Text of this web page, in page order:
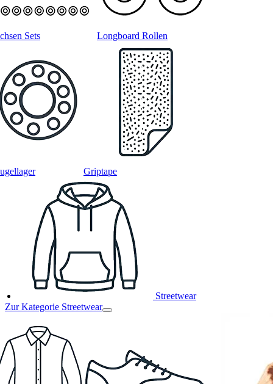
Sets Longboard Rollen
Griptape
Streetwear
Zur Kategorie Streetwear